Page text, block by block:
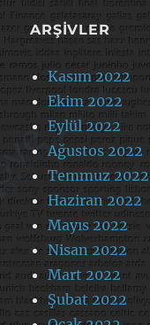
ARŞIVLER
Kasım 2022
Ekim 2022
Eylül 2022
Ağustos 2022
Temmuz 2022
Haziran 2022
Mayıs 2022
Nisan 2022
Mart 2022
Şubat 2022